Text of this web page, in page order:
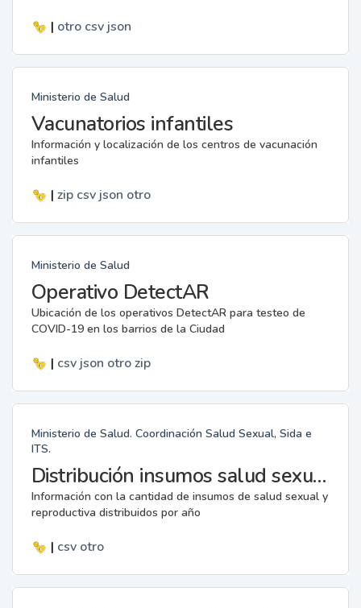
| otro csv json
Ministerio de Salud
Vacunatorios infantiles
Información y localización de los centros de vacunación
infantiles
| zip csv json otro
Ministerio de Salud
Operativo DetectAR
Ubicación de los operativos DetectAR para testeo de
COVID-19 en los barrios de la Ciudad
| csv json otro zip
Ministerio de Salud. Coordinación Salud Sexual, Sida e
ITS.
Distribución insumos salud sexual y reproductiva.
Información con la cantidad de insumos de salud sexual y
reproductiva distribuidos por año
| csv otro